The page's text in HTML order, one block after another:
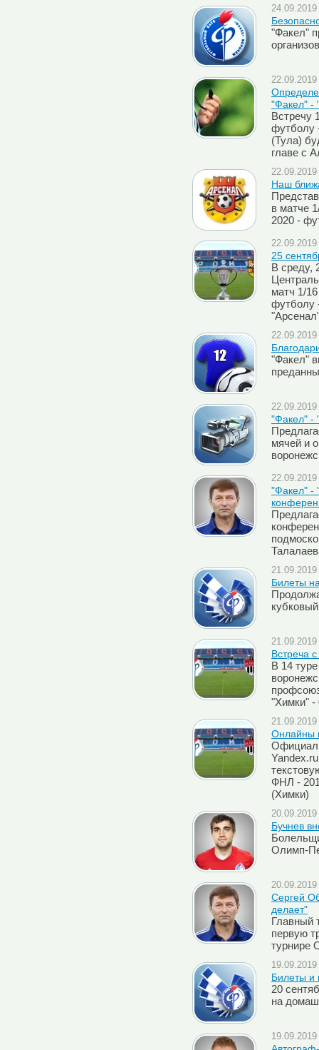
"Факел"
"Факел" -
Встречу
футболу
(Тула)
главе с
Наш
в матче
2020 -
25
В среду,
матч 1/
футболу
"Факел"
"Факел" -
мячей и
"Факел" -
Билеты
Встреча
В 14
"Химки" -
Онлайны
ФНЛ -
(Химки)
Бучнев
Олимп-
Сергей
делает"
Главный
первую
турнире
Билеты и
20
на